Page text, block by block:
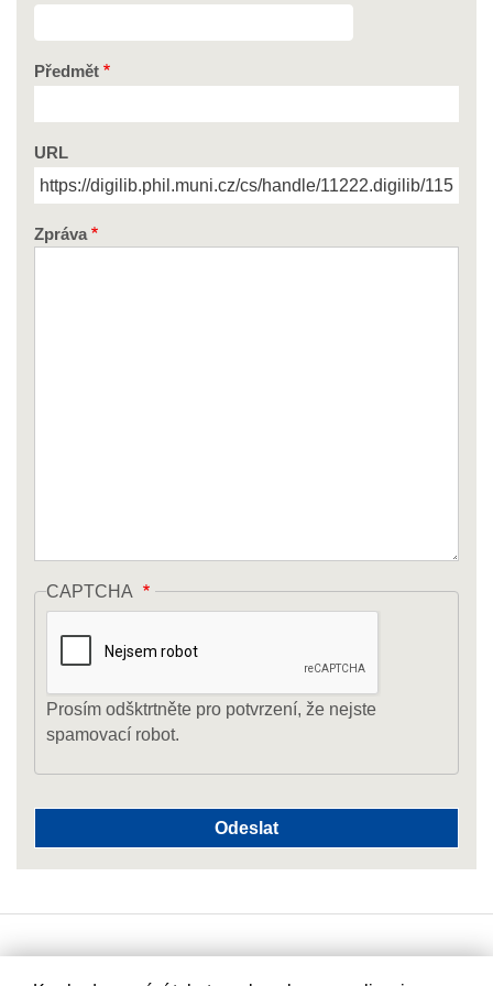
Předmět
URL
Zpráva
CAPTCHA
Prosím odšktrtněte pro potvrzení, že nejste
spamovací robot.